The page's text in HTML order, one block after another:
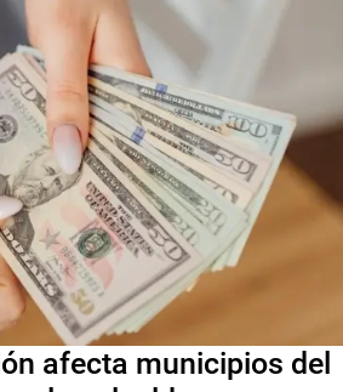
afecta municipios del